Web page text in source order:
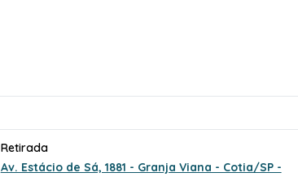
Retirada
Av. Estácio de Sá, 1881 - Granja Viana - Cotia/SP -